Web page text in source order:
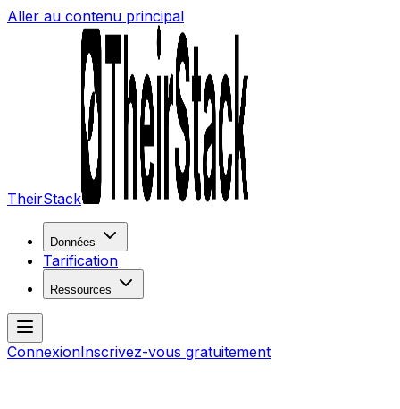
Aller au contenu principal
TheirStack
Données
Tarification
Ressources
ConnexionInscrivez-vous gratuitement